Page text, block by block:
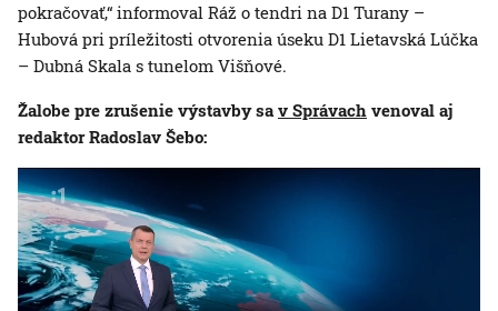
pokračovať,“ informoval Ráž o tendri na D1 Turany –
Hubová pri príležitosti otvorenia úseku D1 Lietavská Lúčka
– Dubná Skala s tunelom Višňové.
Žalobe pre zrušenie výstavby sav Správach venoval aj
redaktor Radoslav Šebo: